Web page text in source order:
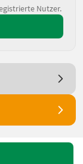
Nutzer.